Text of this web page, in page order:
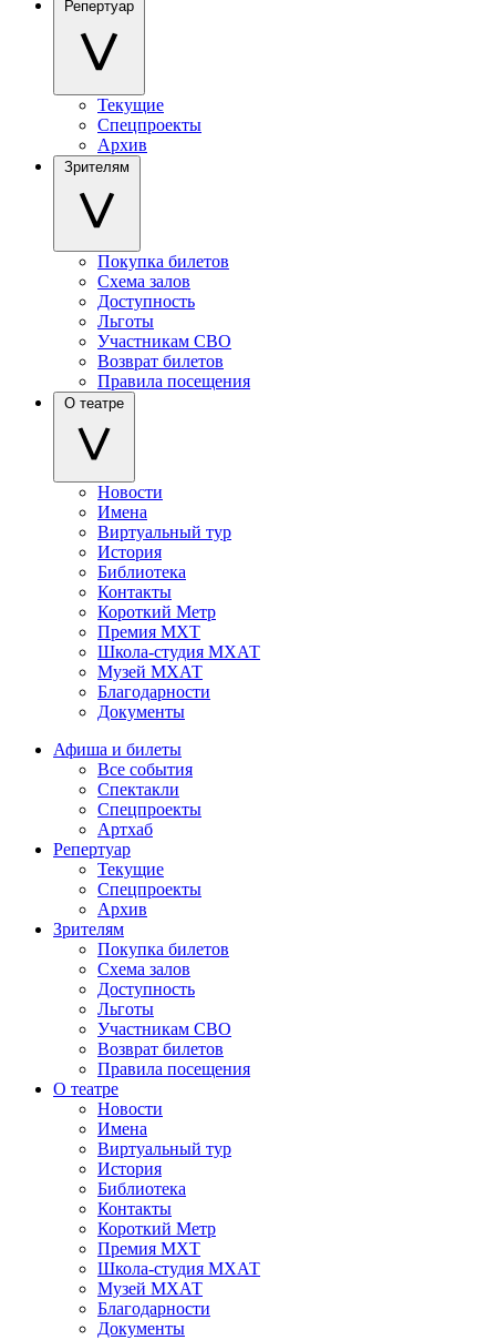
Репертуар
Текущие
Спецпроекты
Архив
Зрителям
Покупка билетов
Схема залов
Доступность
Льготы
Участникам СВО
Возврат билетов
Правила посещения
О театре
Новости
Имена
Виртуальный тур
История
Библиотека
Контакты
Короткий Метр
Премия МХТ
Школа-студия МХАТ
Музей МХАТ
Благодарности
Документы
Афиша и билеты
Все события
Спектакли
Спецпроекты
Артхаб
Репертуар
Текущие
Спецпроекты
Архив
Зрителям
Покупка билетов
Схема залов
Доступность
Льготы
Участникам СВО
Возврат билетов
Правила посещения
О театре
Новости
Имена
Виртуальный тур
История
Библиотека
Контакты
Короткий Метр
Премия МХТ
Школа-студия МХАТ
Музей МХАТ
Благодарности
Документы